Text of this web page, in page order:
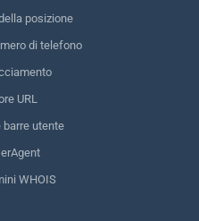
posizione
di telefono
URL
barre utente
WHOIS